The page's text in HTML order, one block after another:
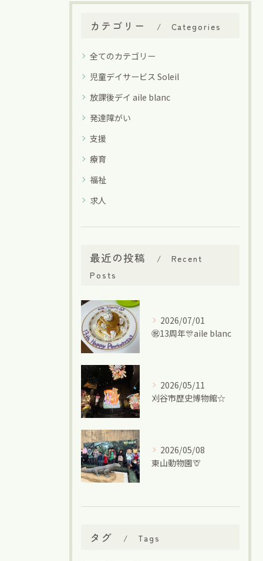
カテゴリー Categories
全てのカテゴリー
児童デイサービス Soleil
放課後デイ aile blanc
発達障がい
支援
療育
福祉
求人
最近の投稿
Recent
Posts
2026/07/01
㊗13周年🎊aile blanc
2026/05/11
刈谷市歴史博物館☆
2026/05/08
東山動物園🦒
タグ Tags